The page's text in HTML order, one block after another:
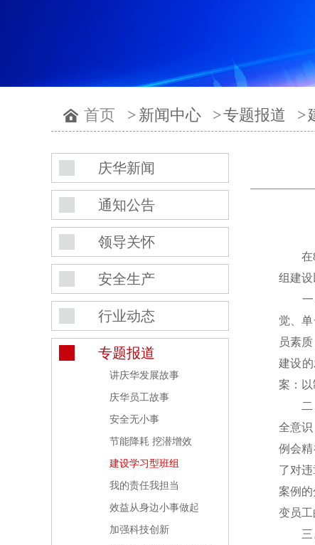
首页 > 新闻中心 >专题报道 >
庆华新闻
通知公告
领导关怀
安全生产
行业动态
专题报道
讲庆华发展故事
庆华员工故事
安全无小事
节能降耗 挖潜增效
建设学习型班组
我的责任我担当
效益从身边小事做起
加强科技创新
在8
组建设
一、
觉、
员素
建设
案：以
二、
全意
例会
了对
案例
变员工
三、